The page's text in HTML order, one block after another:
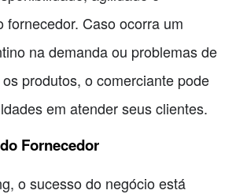
fornecedor. Caso ocorra um
na demanda ou problemas de
produtos, o comerciante pode
em atender seus clientes.
Fornecedor
o sucesso do negócio está